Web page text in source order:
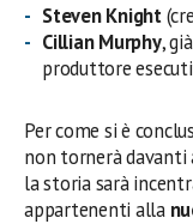
Steven Knight
Cillian Murphy,
produttore
Per come si è
non tornerà davanti
la storia sarà
appartenenti alla